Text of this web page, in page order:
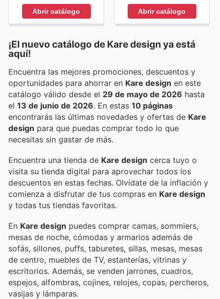
Abrir catálogo Abrir catálogo
¡El nuevo catálogo de Kare design ya está
aquí!
Encuentra las mejores promociones, descuentos y
oportunidades para ahorrar en Kare design en este
catálogo válido desde el 29 de mayo de 2026 hasta
el 13 de junio de 2026 . En estas 10 páginas
encontrarás las últimas novedades y ofertas de Kare
design para que puedas comprar todo lo que
necesitas sin gastar de más.
Encuentra una tienda de Kare design cerca tuyo o
visita su tienda digital para aprovechar todos los
descuentos en estas fechas. Olvídate de la inflación y
comienza a disfrutar de tus compras en Kare design
y todas tus tiendas favoritas.
En Kare design puedes comprar camas, sommiers,
mesas de noche, cómodas y armarios además de
sofás, sillones, puffs, taburetes, sillas, mesas, mesas
de centro, muebles de TV, estanterías, vitrinas y
escritorios. Además, se venden jarrones, cuadros,
espejos, alfombras, cojines, relojes, copas, percheros,
vasijas y lámparas.